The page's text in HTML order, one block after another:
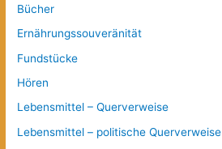
Bücher
Ernährungssouveränität
Fundstücke
Hören
Lebensmittel – Querverweise
Lebensmittel – politische Querverweise